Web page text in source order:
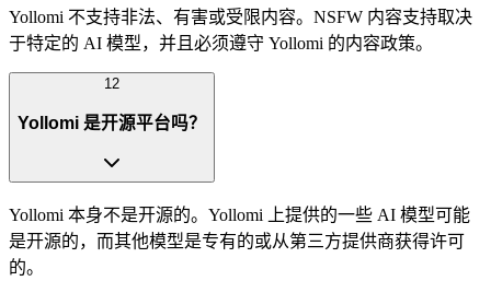
Yollomi 不支持非法、有害或受限内容。NSFW 内容支持取决
于特定的 AI 模型，并且必须遵守 Yollomi 的内容政策。
12
Yollomi 是开源平台吗？
Yollomi 本身不是开源的。Yollomi 上提供的一些 AI 模型可能
是开源的，而其他模型是专有的或从第三方提供商获得许可
的。